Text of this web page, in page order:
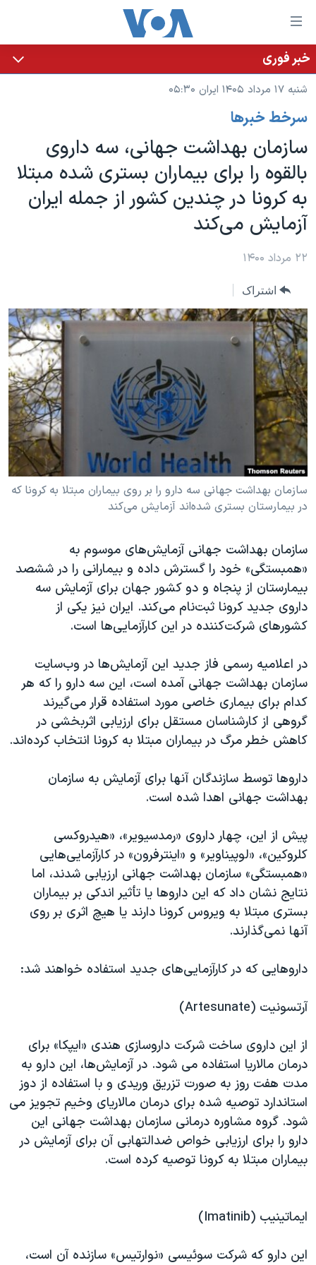
لینکهای
قابل
دسترسی
جهش
محتوای
اصلی
جهش
به
صفحه
اصلی
جهش
به
خانه
نسخه سبک وب‌سایت
موضوع ها
ایران
آمریکا
جهان
ورزشی
گزیده‌ها
فرهنگ و زندگی
حقوق شهروندی
اقتصادی
علم و فناوری
اسرائیل در جنگ
گالری عکس
برنامه های تلویزیونی
جدول برنامه ها
صفحه‌های ویژه
جام جهانی ۲۰۲۶
عملیات خشم حماسی
مستندها
انتخابات ریاست جمهوری آمریکا ۲۰۲۴
حمله جمهوری اسلامی به اسرائیل
رمز مهسا
ورزش زنان در ایران
اعتراضات زن، زندگی، آزادی
تریبونال مردمی آبان ۹۸
چهل سال گروگان‌گیری
قانون شفافیت دارائی کادر رهبری ایران
اعتراضات مردمی آبان ۹۸
اسرائیل در جنگ
نرگس محمدی برنده جایزه نوبل صلح
همایش محافظه‌کاران آمریکا «سی‌پک»
صفحه‌های ویژه
سفر پرزیدنت ترامپ به چین
فرکانس‌های صدای آمریکا
پخش رادیویی
یادگیری زبان انگلیسی
دنبال کنید
زبانهای مختلف
خبر فوری
شنبه ۱۷ مرداد ۱۴۰۵ ایران ۰۵:۳۰
سرخط خبرها
سازمان بهداشت جهانی، سه داروی
بالقوه را برای بیماران بستری شده مبتلا
به کرونا در چندین کشور از جمله ایران
آزمایش می‌کند
۲۲ مرداد ۱۴۰۰
اشتراک
سازمان بهداشت جهانی سه دارو را بر روی بیماران مبتلا به کرونا که
در بیمارستان بستری شده‌اند آزمایش می‌کند
سازمان بهداشت جهانی آزمایش‌های موسوم به
«همبستگی» خود را گسترش داده و بیمارانی را در ششصد
بیمارستان از پنجاه و دو کشور جهان برای آزمایش سه
داروی جدید کرونا ثبت‌نام می‌کند. ایران نیز یکی از
کشورهای شرکت‌کننده در این کارآزمایی‌ها است.
در اعلامیه رسمی فاز جدید این آزمایش‌ها در وب‌سایت
سازمان بهداشت جهانی آمده است، این سه دارو را که هر
کدام برای بیماری خاصی مورد استفاده قرار می‌گیرند
گروهی از کارشناسان مستقل برای ارزیابی اثربخشی در
کاهش خطر مرگ در بیماران مبتلا به کرونا انتخاب کرده‌اند.
داروها توسط سازندگان آنها برای آزمایش به سازمان
بهداشت جهانی اهدا شده است.
پیش از این، چهار داروی «رمدسیویر»، «هیدروکسی
کلروکین»، «لوپیناویر» و «اینترفرون» در کارآزمایی‌هایی
«همبستگی» سازمان بهداشت جهانی ارزیابی شدند، اما
نتایج نشان داد که این داروها یا تأثیر اندکی بر بیماران
بستری مبتلا به ویروس کرونا دارند یا هیچ اثری بر روی
آنها نمی‌گذارند.
داروهایی که در کارآزمایی‌های جدید استفاده خواهند شد:
آرتسونیت (Artesunate)
از این داروی ساخت شرکت داروسازی هندی «ایپکا» برای
درمان مالاریا استفاده می شود. در آزمایش‌ها، این دارو به
مدت هفت روز به صورت تزریق وریدی و با استفاده از دوز
استاندارد توصیه شده برای درمان مالاریای وخیم تجویز می
شود. گروه مشاوره درمانی سازمان بهداشت جهانی این
دارو را برای ارزیابی خواص ضدالتهابی آن برای آزمایش در
بیماران مبتلا به کرونا توصیه کرده است.
ایماتینیب (Imatinib)
این دارو که شرکت سوئیسی «نوارتیس» سازنده آن است،